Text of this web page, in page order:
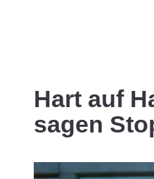
Hart auf
sagen